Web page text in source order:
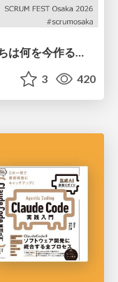
AIは実装を速くする。では、私たちは何を今作るべきか？－立場を越えてリリースに向き合ったチーム開発の実践 / 20260801 Hiromi Nakaya and Naoki Takahashi
3 420